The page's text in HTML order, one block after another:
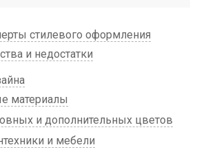
стилевого оформления
и недостатки
материалы
и дополнительных цветов
и мебели